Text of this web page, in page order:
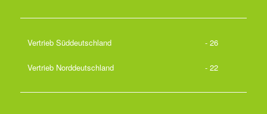
Vertrieb Süddeutschland - 26
Vertrieb Norddeutschland - 22